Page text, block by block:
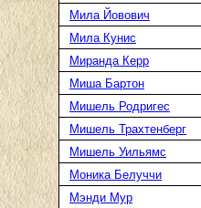
Мила Йовович
Мила Кунис
Миранда Керр
Миша Бартон
Мишель Родригес
Мишель Трахтенберг
Мишель Уильямс
Моника Белуччи
Мэнди Мур